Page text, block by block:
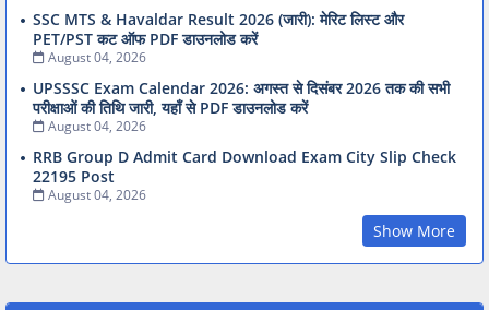
SSC MTS & Havaldar Result 2026 (जारी): मेरिट लिस्ट और
PET/PST कट ऑफ PDF डाउनलोड करें
August 04, 2026
UPSSSC Exam Calendar 2026: अगस्त से दिसंबर 2026 तक की सभी
परीक्षाओं की तिथि जारी, यहाँ से PDF डाउनलोड करें
August 04, 2026
RRB Group D Admit Card Download Exam City Slip Check
22195 Post
August 04, 2026
Show More